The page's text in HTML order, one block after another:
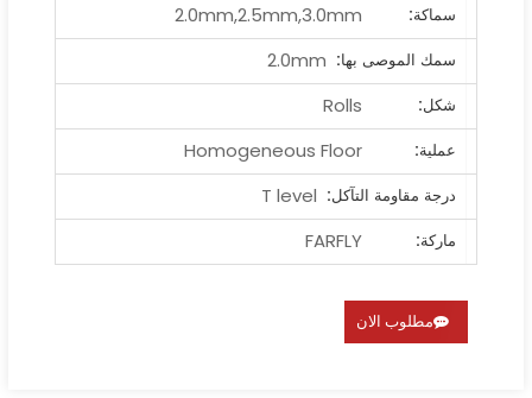
سماكة:
2.0mm,2.5mm,3.0mm
سمك الموصى بها: 2.0mm
شكل:
Rolls
عملية:
Homogeneous Floor
درجة مقاومة التآكل: T level
ماركة:
FARFLY
مطلوب الان